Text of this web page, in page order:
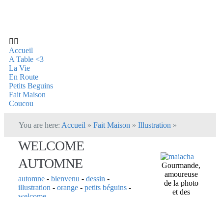
Accueil
A Table <3
La Vie
En Route
Petits Beguins
Fait Maison
Coucou
You are here: Accueil » Fait Maison » Illustration »
WELCOME
AUTOMNE
automne - bienvenu - dessin -
illustration - orange - petits béguins -
Gourmande,
amoureuse
de la photo
et des